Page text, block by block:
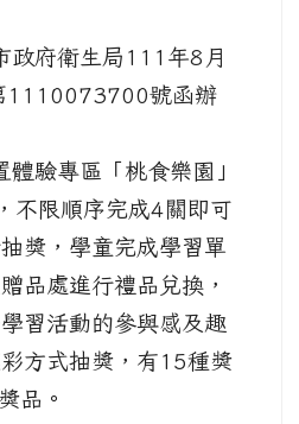
府衛生局111年8月
1110073700號函辦
驗專區「桃食樂園」
不限順序完成4關即可
獎，學童完成學習單
品處進行禮品兌換，
習活動的參與感及趣
方式抽獎，有15種獎
品。